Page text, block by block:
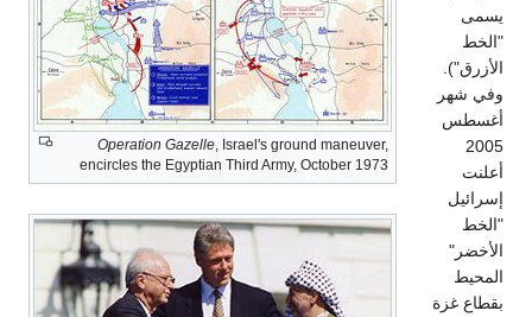
Operation Gazelle, Israel's ground maneuver,
encircles the Egyptian Third Army, October 1973
شهر
غزة